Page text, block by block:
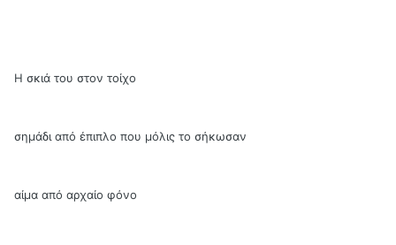
Η σκιά του στον τοίχο
σημάδι από έπιπλο που μόλις το σήκωσαν
αίμα από αρχαίο φόνο